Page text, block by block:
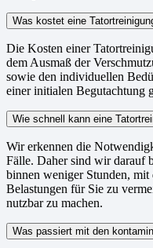
Was kostet eine
Die Kosten einer
dem Ausmaß der
sowie den individuellen
einer initialen Begutachtung
Wie schnell kann eine
Wir erkennen die
Fälle. Daher sind wir darauf
binnen weniger Stunden,
Belastungen für Sie zu
nutzbar zu machen.
Was passiert mit den